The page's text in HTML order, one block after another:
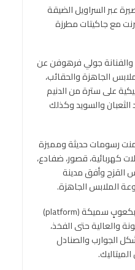
عبر السراويل الضيقة
مع جاكيتات مطرزة
والفنانة جولي فرهوفن عن
الجاهزة والحقائب،
على سترة من الدنيم
والسويد وكذلك
رسومات حديثة ومميزة
كهربائية، قصور، ضفادع،
القزح وأفق مدينة
الملابس الجاهزة.
من ناحية ثانية، ظهرت الأحذية بكعوبٍ سميكة (platform)
والعالية حتى الفخذ،
الجوارب والصنادل